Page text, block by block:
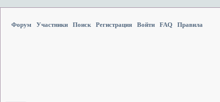
Форум Участники Поиск Регистрация Войти FAQ Правила